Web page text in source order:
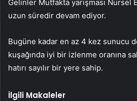
Gelinler Mutfakta yarışması Nursel
uzun süredir devam ediyor.
Bugüne kadar en az 4 kez sunucu
kuşağında iyi bir izlenme oranına
hatırı sayılır bir yere sahip.
İlgili Makaleler